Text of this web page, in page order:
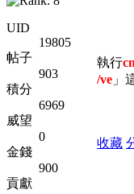
UID
19805
帖子
903
積分
6969
威望
0
金錢
900
貢獻
執行
/ve 」
收藏